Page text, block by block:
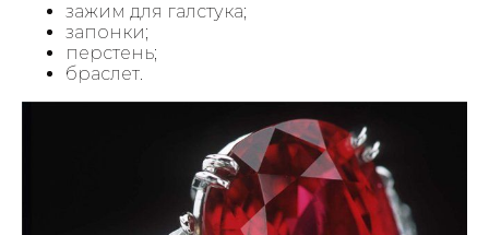
зажим для галстука;
запонки;
перстень;
браслет.